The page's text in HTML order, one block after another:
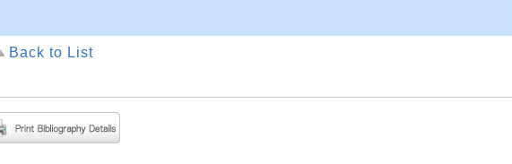
Back to List